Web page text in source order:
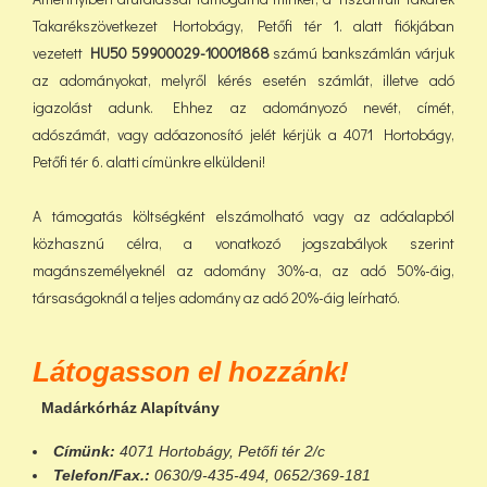
Takarékszövetkezet Hortobágy, Petőfi tér 1. alatt fiókjában
vezetett HU50 59900029-10001868számú bankszámlán várjuk
az adományokat, melyről kérés esetén számlát, illetve adó
igazolást adunk. Ehhez az adományozó nevét, címét,
adószámát, vagy adóazonosító jelét kérjük a 4071 Hortobágy,
Petőfi tér 6. alatti címünkre elküldeni!
A támogatás költségként elszámolható vagy az adóalapból
közhasznú célra, a vonatkozó jogszabályok szerint
magánszemélyeknél az adomány 30%-a, az adó 50%-áig,
társaságoknál a teljes adomány az adó 20%-áig leírható.
Látogasson el hozzánk!
Madárkórház Alapítvány
Címünk: 4071 Hortobágy, Petőfi tér 2/c
Telefon/Fax.: 0630/9-435-494, 0652/369-181